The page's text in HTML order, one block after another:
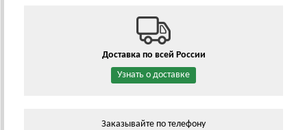
Доставка по всей России
Узнать о доставке
Заказывайте по телефону